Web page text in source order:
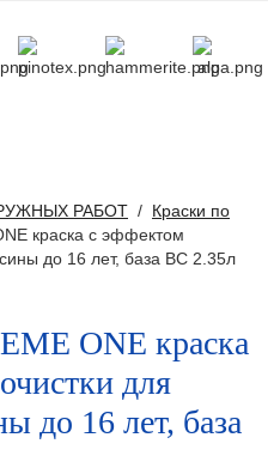
РАБОТ / Краски по
краска с эффектом
до 16 лет, база BC 2.35л
ONE краска
для
до 16 лет, база